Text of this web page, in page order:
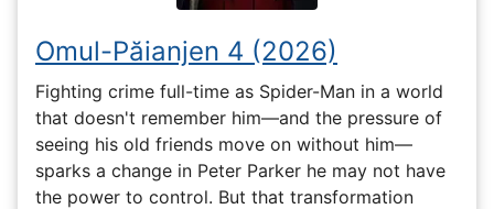
Omul-Păianjen 4 (2026)
Fighting crime full-time as Spider-Man in a world
that doesn't remember him—and the pressure of
seeing his old friends move on without him—
sparks a change in Peter Parker he may not have
the power to control. But that transformation